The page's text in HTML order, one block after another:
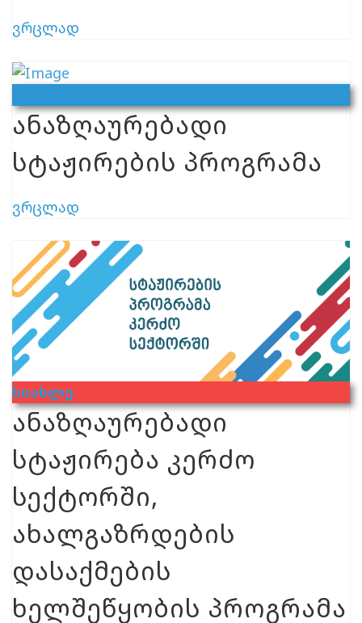
ვრცლად
ანაზღაურებადი
სტაჟირების პროგრამა
ვრცლად
Სიახლე
ანაზღაურებადი
სტაჟირება კერძო
სექტორში,
ახალგაზრდების
დასაქმების
ხელშეწყობის პროგრამა